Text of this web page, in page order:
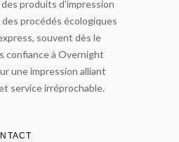
produits d’impression
des procédés écologiques
souvent dès le
confiance à Overnight
une impression alliant
service irréprochable.